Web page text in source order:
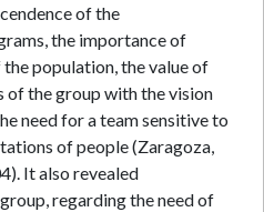
of the
the importance of
population, the value of
the group with the vision
need for a team sensitive to
of people (Zaragoza,
It also revealed
regarding the need of